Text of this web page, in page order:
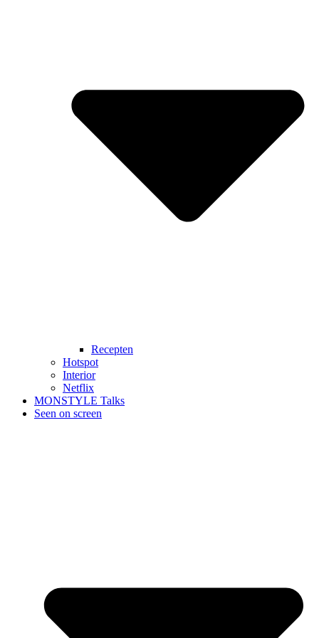
Recepten
Hotspot
Interior
Netflix
MONSTYLE Talks
Seen on screen